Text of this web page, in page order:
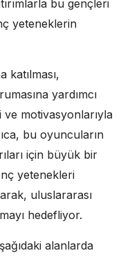
bu gençleri
yeteneklerin
katılması,
yardımcı
motivasyonlarıyla
bu oyuncuların
için büyük bir
yetenekleri
uluslararası
hedefliyor.
alanlarda